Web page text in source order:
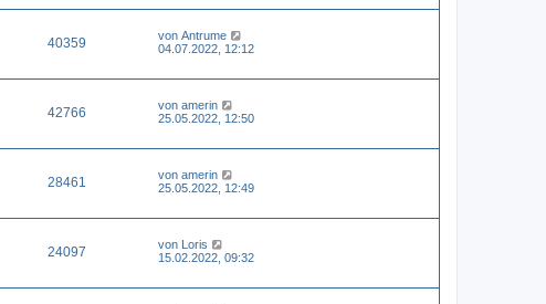
40359 von Antrume
04.07.2022, 12:12
42766 von amerin
25.05.2022, 12:50
28461 von amerin
25.05.2022, 12:49
24097 von Loris
15.02.2022, 09:32